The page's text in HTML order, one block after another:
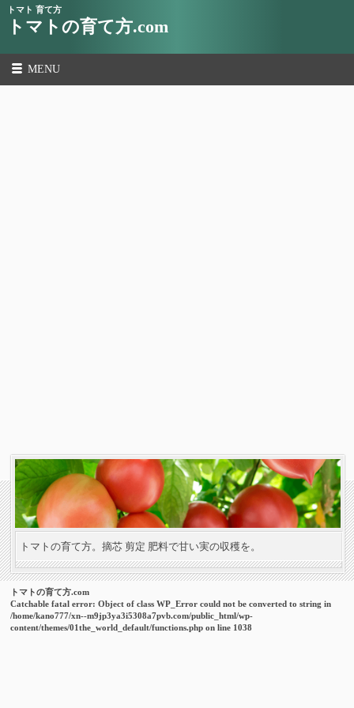
トマト 育て方
トマトの育て方.com
MENU
トマトの育て方。摘芯 剪定 肥料で甘い実の収穫を。
トマトの育て方.com
Catchable fatal error: Object of class WP_Error could not be converted to string in
/home/kano777/xn--m9jp3ya3i5308a7pvb.com/public_html/wp-
content/themes/01the_world_default/functions.php on line 1038